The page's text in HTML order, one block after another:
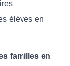
élèves en
familles en